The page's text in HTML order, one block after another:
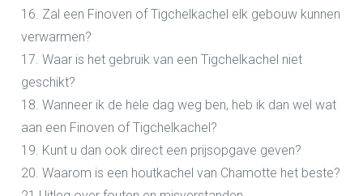
16. Zal een Finoven of Tigchelkachel elk gebouw kunnen
verwarmen?
17. Waar is het gebruik van een Tigchelkachel niet
geschikt?
18. Wanneer ik de hele dag weg ben, heb ik dan wel wat
aan een Finoven of Tigchelkachel?
19. Kunt u dan ook direct een prijsopgave geven?
20. Waarom is een houtkachel van Chamotte het beste?